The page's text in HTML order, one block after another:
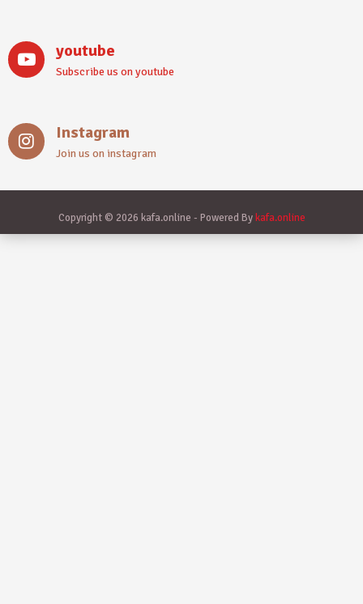
youtube
Subscribe us on youtube
Instagram
Join us on instagram
Copyright © 2026 kafa.online - Powered Bykafa.online